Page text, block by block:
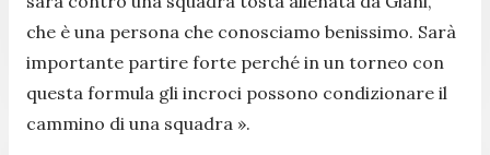
che è una persona che conosciamo benissimo. Sarà
importante partire forte perché in un torneo con
questa formula gli incroci possono condizionare il
cammino di una squadra ».